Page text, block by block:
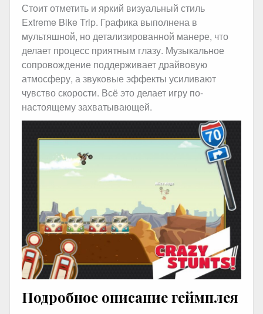
Стоит отметить и яркий визуальный стиль
Extreme Bike Trip. Графика выполнена в
мультяшной, но детализированной манере, что
делает процесс приятным глазу. Музыкальное
сопровождение поддерживает драйвовую
атмосферу, а звуковые эффекты усиливают
чувство скорости. Всё это делает игру по-
настоящему захватывающей.
Подробное описание геймплея